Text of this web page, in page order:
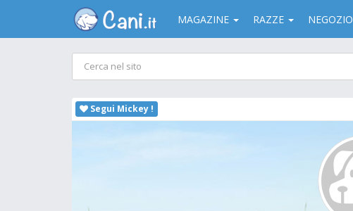
MAGAZINE RAZZE NEGOZIO
Segui Mickey !